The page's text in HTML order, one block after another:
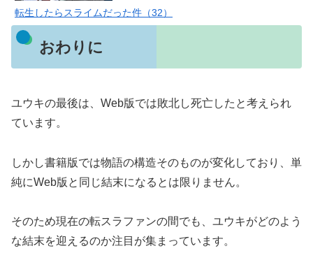
転生したらスライムだった件（32）
おわりに
ユウキの最後は、Web版では敗北し死亡したと考えられ
ています。
しかし書籍版では物語の構造そのものが変化しており、単
純にWeb版と同じ結末になるとは限りません。
そのため現在の転スラファンの間でも、ユウキがどのよう
な結末を迎えるのか注目が集まっています。